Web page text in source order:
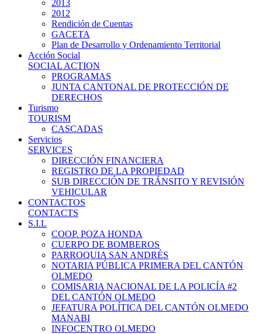
2013
2012
Rendición de Cuentas
GACETA
Plan de Desarrollo y Ordenamiento Territorial
Acción Social
SOCIAL ACTION
PROGRAMAS
JUNTA CANTONAL DE PROTECCIÓN DE
DERECHOS
Turismo
TOURISM
CASCADAS
Servicios
SERVICES
DIRECCIÓN FINANCIERA
REGISTRO DE LA PROPIEDAD
SUB DIRECCIÓN DE TRÁNSITO Y REVISIÓN
VEHICULAR
CONTACTOS
CONTACTS
S.I.L
COOP. POZA HONDA
CUERPO DE BOMBEROS
PARROQUIA SAN ANDRÉS
NOTARIA PÚBLICA PRIMERA DEL CANTÓN
OLMEDO
COMISARIA NACIONAL DE LA POLICÍA #2
DEL CANTÓN OLMEDO
JEFATURA POLÍTICA DEL CANTÓN OLMEDO
MANABI
INFOCENTRO OLMEDO